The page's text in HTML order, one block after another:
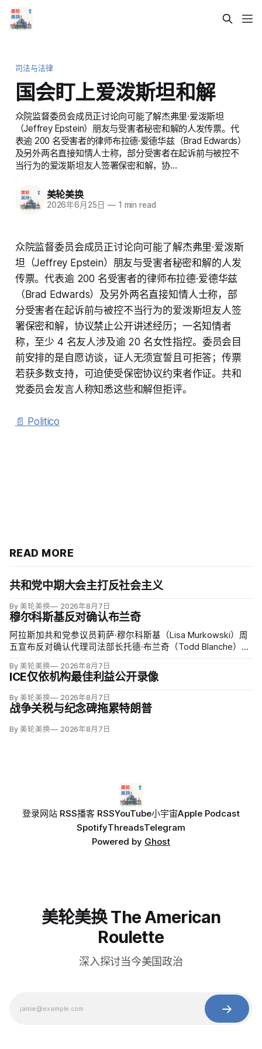
司法与法律
国会盯上爱泼斯坦和解
众院监督委员会成员正讨论向可能了解杰弗里·爱泼斯坦
（Jeffrey Epstein）朋友与受害者秘密和解的人发传票。代
表逾 200 名受害者的律师布拉德·爱德华兹（Brad Edwards）
及另外两名直接知情人士称，部分受害者在起诉前与被控不
当行为的爱泼斯坦友人签署保密和解，协…
美轮美换
2026年6月25日 —1 min read
众院监督委员会成员正讨论向可能了解杰弗里·爱泼斯
坦（Jeffrey Epstein）朋友与受害者秘密和解的人发
传票。代表逾 200 名受害者的律师布拉德·爱德华兹
（Brad Edwards）及另外两名直接知情人士称，部
分受害者在起诉前与被控不当行为的爱泼斯坦友人签
署保密和解，协议禁止公开讲述经历；一名知情者
称，至少 4 名友人涉及逾 20 名女性指控。委员会目
前安排的是自愿访谈，证人无须宣誓且可拒答；传票
若获多数支持，可迫使受保密协议约束者作证。共和
党委员会发言人称知悉这些和解但拒评。
📄 Politico
READ MORE
共和党中期大会主打反社会主义
By 美轮美换 2026年8月7日
穆尔科斯基反对确认布兰奇
阿拉斯加共和党参议员莉萨·穆尔科斯基（Lisa Murkowski）周
五宣布反对确认代理司法部长托德·布兰奇（Todd Blanche），
By 美轮美换 2026年8月7日
ICE仅依机构最佳利益公开录像
By 美轮美换 2026年8月7日
战争关税与纪念碑拖累特朗普
By 美轮美换 2026年8月7日
登录网站 RSS播客 RSSYouTube小宇宙Apple Podcast
SpotifyThreadsTelegram
Powered by Ghost
美轮美换 The American
Roulette
深入探讨当今美国政治